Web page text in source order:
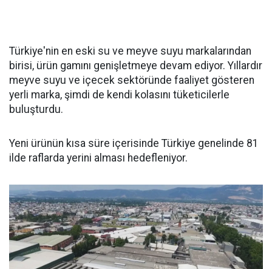
Türkiye'nin en eski su ve meyve suyu markalarından
birisi, ürün gamını genişletmeye devam ediyor. Yıllardır
meyve suyu ve içecek sektöründe faaliyet gösteren
yerli marka, şimdi de kendi kolasını tüketicilerle
buluşturdu.
Yeni ürünün kısa süre içerisinde Türkiye genelinde 81
ilde raflarda yerini alması hedefleniyor.